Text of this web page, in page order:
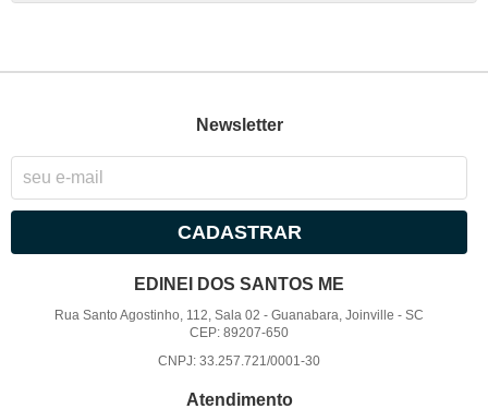
Newsletter
CADASTRAR
EDINEI DOS SANTOS ME
Rua Santo Agostinho, 112, Sala 02 -Guanabara, Joinville -SC
CEP: 89207-650
CNPJ: 33.257.721/0001-30
Atendimento